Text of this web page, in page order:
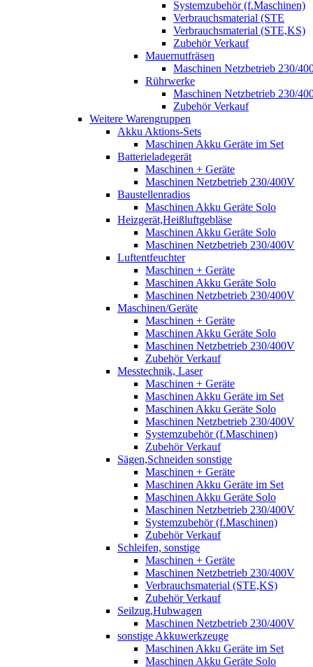
Systemzubehör (f.Maschinen)
Verbrauchsmaterial (STE
Verbrauchsmaterial (STE,KS)
Zubehör Verkauf
Mauernutfräsen
Maschinen Netzbetrieb 230/
Rührwerke
Maschinen Netzbetrieb 230/
Zubehör Verkauf
Weitere Warengruppen
Akku Aktions-Sets
Maschinen Akku Geräte im Set
Batterieladegerät
Maschinen + Geräte
Maschinen Netzbetrieb 230/400V
Baustellenradios
Maschinen Akku Geräte Solo
Heizgerät,Heißluftgebläse
Maschinen Akku Geräte Solo
Maschinen Netzbetrieb 230/400V
Luftentfeuchter
Maschinen + Geräte
Maschinen Akku Geräte Solo
Maschinen Netzbetrieb 230/400V
Maschinen/Geräte
Maschinen + Geräte
Maschinen Akku Geräte Solo
Maschinen Netzbetrieb 230/400V
Zubehör Verkauf
Messtechnik, Laser
Maschinen + Geräte
Maschinen Akku Geräte im Set
Maschinen Akku Geräte Solo
Maschinen Netzbetrieb 230/400V
Systemzubehör (f.Maschinen)
Zubehör Verkauf
Sägen,Schneiden sonstige
Maschinen + Geräte
Maschinen Akku Geräte im Set
Maschinen Akku Geräte Solo
Maschinen Netzbetrieb 230/400V
Systemzubehör (f.Maschinen)
Zubehör Verkauf
Schleifen, sonstige
Maschinen + Geräte
Maschinen Netzbetrieb 230/400V
Verbrauchsmaterial (STE,KS)
Zubehör Verkauf
Seilzug,Hubwagen
Maschinen Netzbetrieb 230/400V
sonstige Akkuwerkzeuge
Maschinen Akku Geräte im Set
Maschinen Akku Geräte Solo